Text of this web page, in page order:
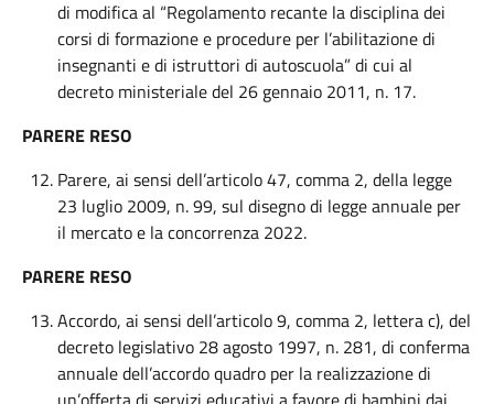
di modifica al “Regolamento recante la disciplina dei
corsi di formazione e procedure per l’abilitazione di
insegnanti e di istruttori di autoscuola” di cui al
decreto ministeriale del 26 gennaio 2011, n. 17.
PARERE RESO
Parere, ai sensi dell’articolo 47, comma 2, della legge
23 luglio 2009, n. 99, sul disegno di legge annuale per
il mercato e la concorrenza 2022.
PARERE RESO
Accordo, ai sensi dell’articolo 9, comma 2, lettera c), del
decreto legislativo 28 agosto 1997, n. 281, di conferma
annuale dell’accordo quadro per la realizzazione di